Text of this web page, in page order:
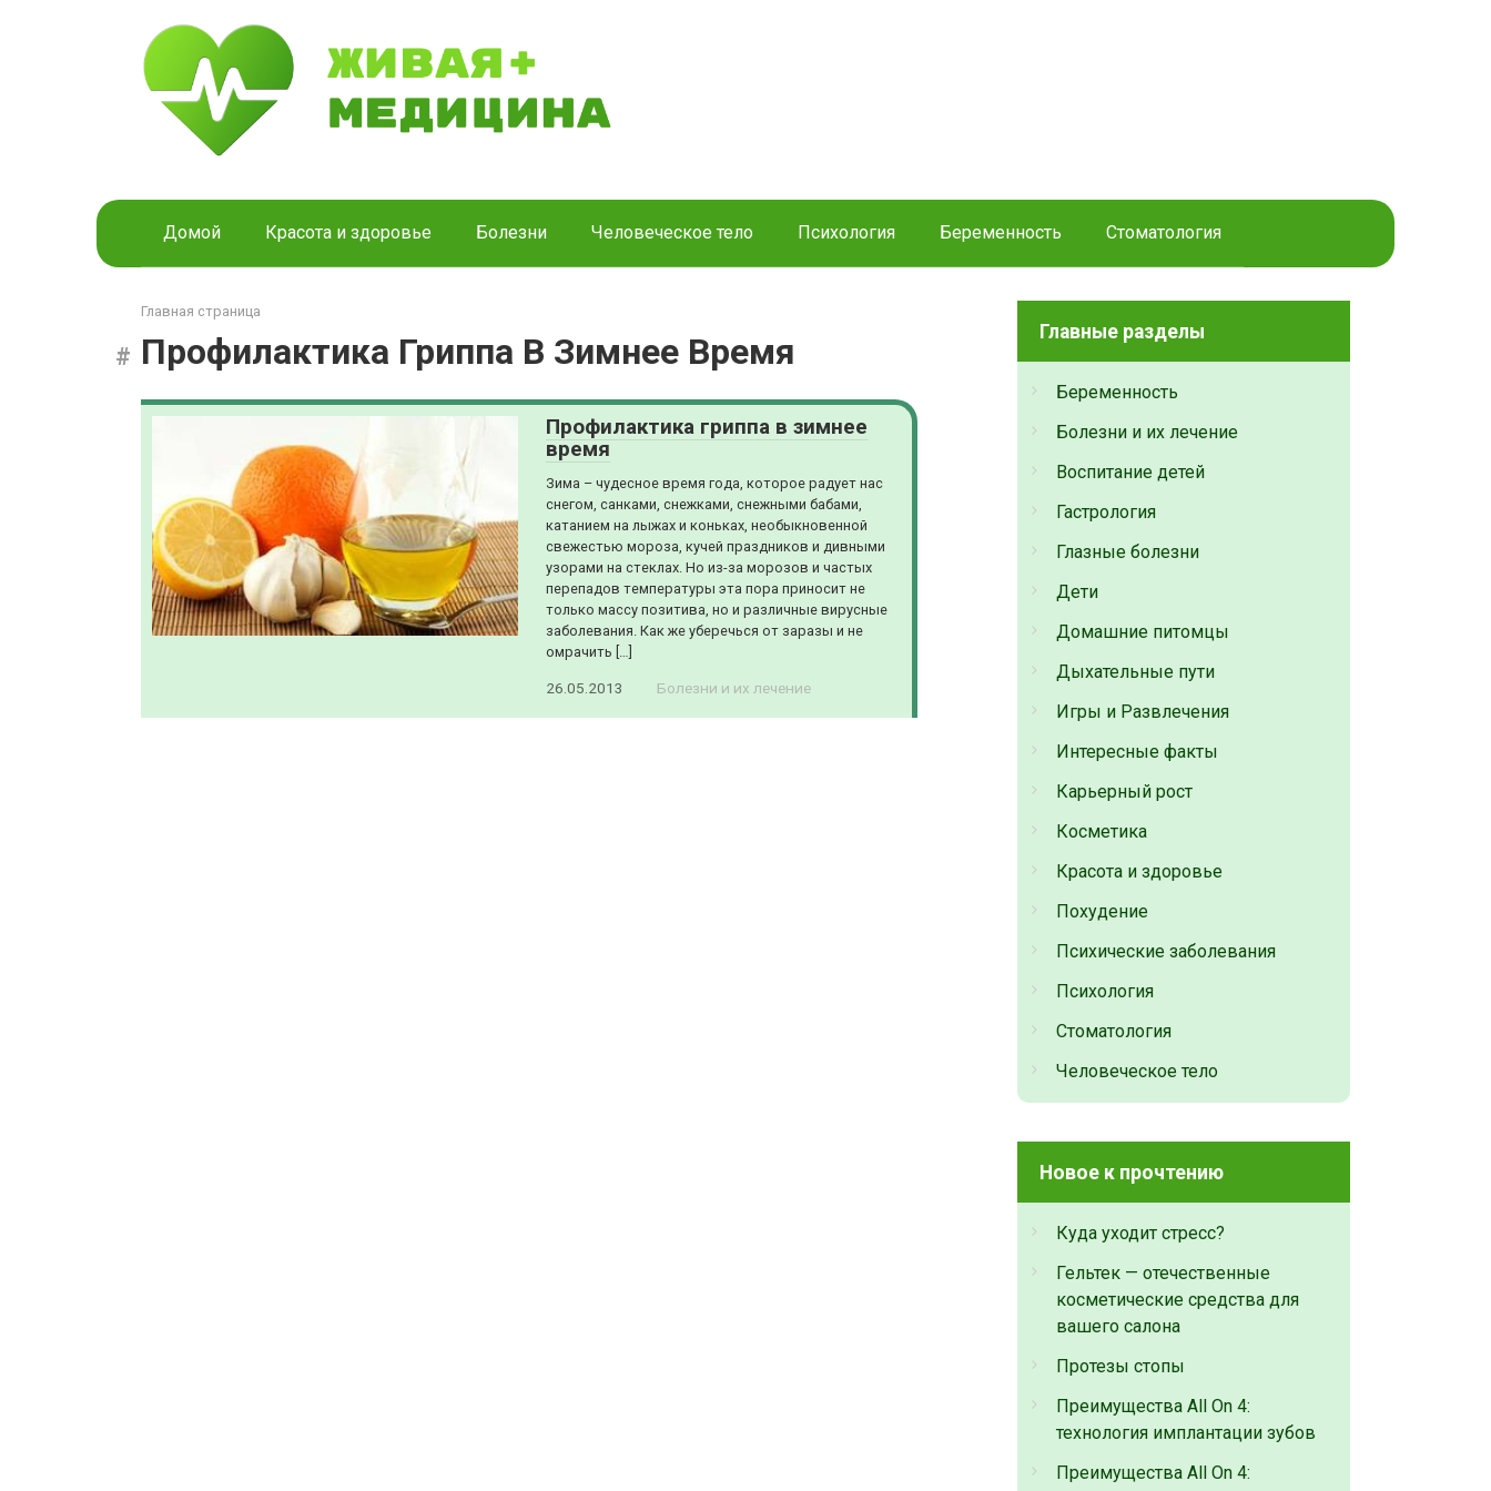
Домой Красота и здоровье Болезни Человеческое тело Психология Беременность Стоматология
Главная страница
Профилактика Гриппа В Зимнее Время
Профилактика гриппа в зимнее
время
Зима – чудесное время года, которое радует нас
снегом, санками, снежками, снежными бабами,
катанием на лыжах и коньках, необыкновенной
свежестью мороза, кучей праздников и дивными
узорами на стеклах. Но из-за морозов и частых
перепадов температуры эта пора приносит не
только массу позитива, но и различные вирусные
заболевания. Как же уберечься от заразы и не
омрачить […]
26.05.2013 Болезни и их лечение
Главные разделы
Беременность
Болезни и их лечение
Воспитание детей
Гастрология
Глазные болезни
Дети
Домашние питомцы
Дыхательные пути
Игры и Развлечения
Интересные факты
Карьерный рост
Косметика
Красота и здоровье
Похудение
Психические заболевания
Психология
Стоматология
Человеческое тело
Новое к прочтению
Куда уходит стресс?
Гельтек — отечественные
косметические средства для
вашего салона
Протезы стопы
Преимущества All On 4:
технология имплантации зубов
Преимущества All On 4: